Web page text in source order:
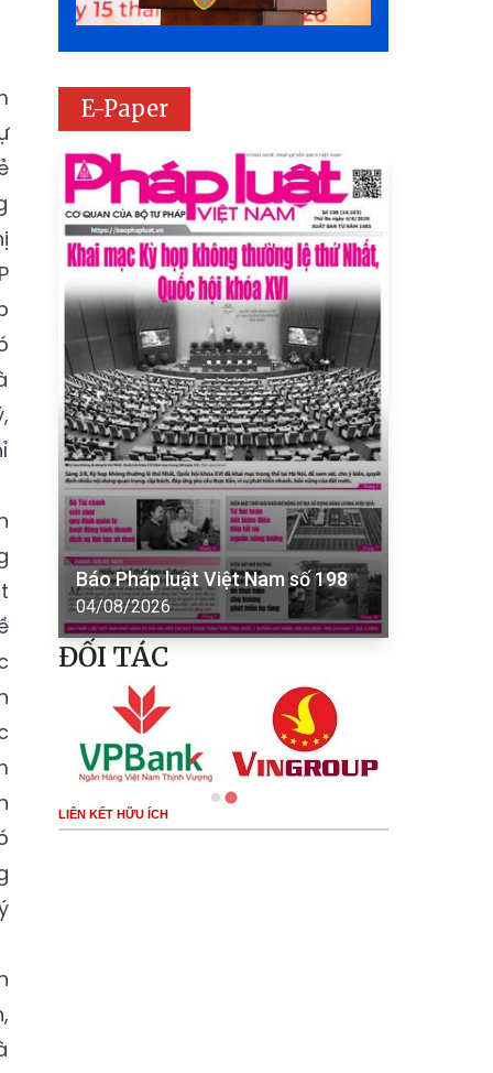
E-Paper
Báo Pháp luật Việt Nam số 198
04/08/2026
ĐỐI TÁC
LIÊN KẾT HỮU ÍCH